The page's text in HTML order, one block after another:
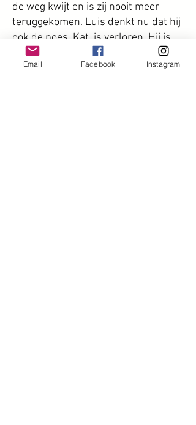
de weg kwijt en is zij nooit meer
teruggekomen. Luis denkt nu dat hij
ook de poes, Kat, is verloren. Hij is
bang en verdrietig. Maar Janna is
een goede steun voor hem. Het is
Email Facebook Instagram